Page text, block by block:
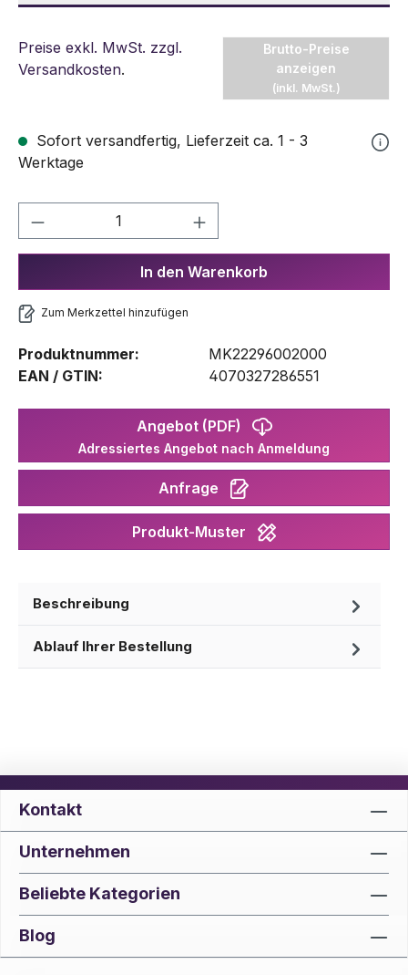
Preise exkl. MwSt. zzgl.
Versandkosten.
Brutto-Preise
anzeigen
(inkl. MwSt.)
Sofort versandfertig, Lieferzeit ca. 1 - 3
Werktage
Produkt Anzahl: Gib den
In den Warenkorb
Zum Merkzettel hinzufügen
Produktnummer:
MK22296002000
EAN / GTIN:
4070327286551
Angebot (PDF)
Adressiertes Angebot nach Anmeldung
Anfrage
Produkt-Muster
Beschreibung
Ablauf Ihrer Bestellung
Kontakt
Unternehmen
Beliebte Kategorien
Blog